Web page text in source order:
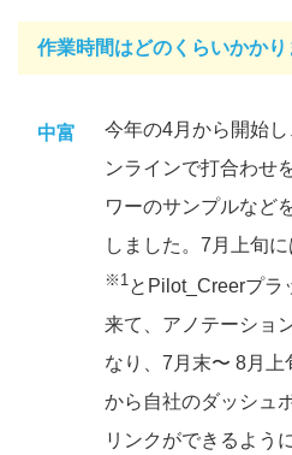
作業時間はどのくらいかかり
中富
今年の4月から開始
ンラインで打合わせ
ワーのサンプルなど
しました。7月上旬
※1 とPilot_Creerプラ
来て、アノテーショ
なり、7月末〜 8月
から自社のダッシュ
リンクができるよ